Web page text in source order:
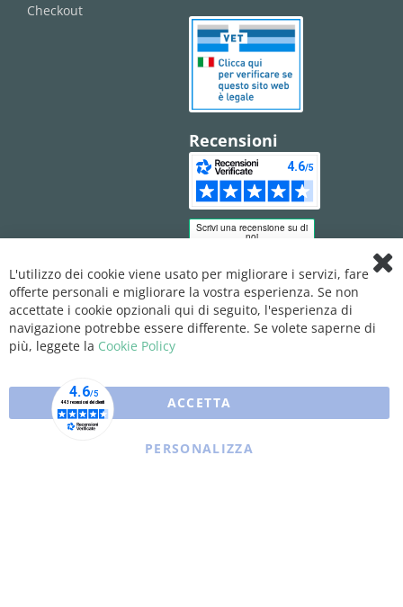
Checkout
Recensioni
L'utilizzo dei cookie viene usato per migliorare i servizi, fare
offerte personali e migliorare la vostra esperienza. Se non
accettate i cookie opzionali qui di seguito, l'esperienza di
navigazione potrebbe essere differente. Se volete saperne di
più, leggete la Cookie Policy
ACCETTA
PERSONALIZZA